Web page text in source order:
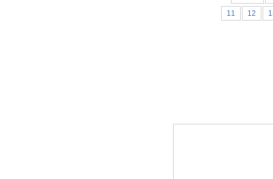
11
12